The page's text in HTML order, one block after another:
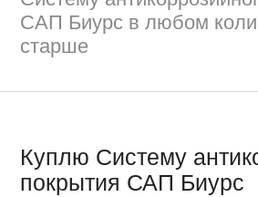
САП Биурс в любом
старше
Куплю Систему
покрытия САП Биурс